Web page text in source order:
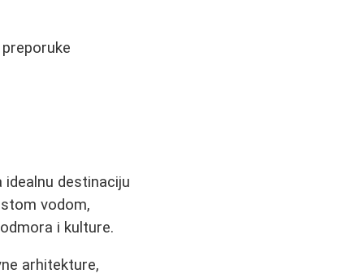
idealnu destinaciju
vodom,
i kulture.
arhitekture,